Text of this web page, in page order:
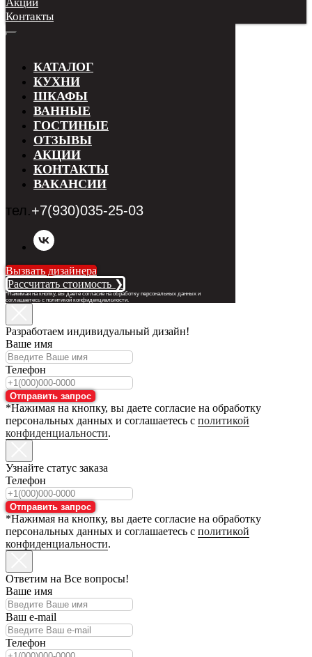
Контакты
КАТАЛОГ
КУХНИ
ШКАФЫ
ВАННЫЕ
ГОСТИНЫЕ
ОТЗЫВЫ
АКЦИИ
КОНТАКТЫ
ВАКАНСИИ
тел.+7(930)035-25-03
Вызвать дизайнера
Рассчитать стоимость ❯
*Нажимая на кнопку, вы даете согласие на обработку персональных данных и
соглашаетесь с политикой конфиденциальности.
Разработаем индивидуальный дизайн!
Ваше имя
Телефон
Отправить запрос
*Нажимая на кнопку, вы даете согласие на обработку
персональных данных и соглашаетесь с политикой
конфиденциальности.
Узнайте статус заказа
Телефон
Отправить запрос
*Нажимая на кнопку, вы даете согласие на обработку
персональных данных и соглашаетесь с политикой
конфиденциальности.
Ответим на Все вопросы!
Ваше имя
Ваш e-mail
Телефон